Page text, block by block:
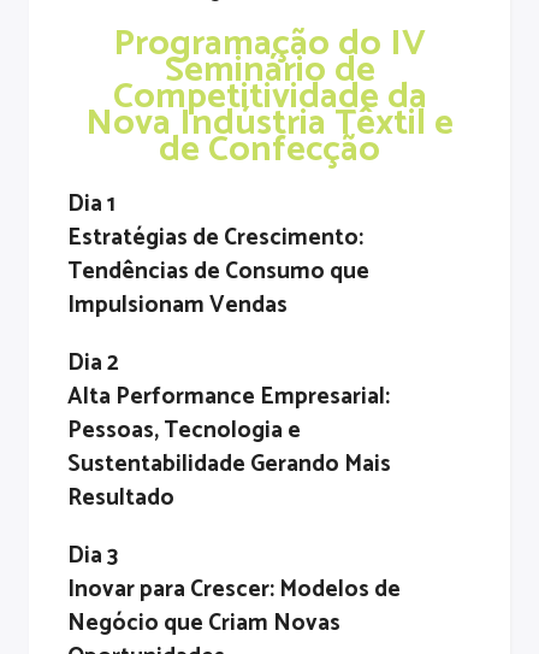
Programação do IV
Seminário de
Competitividade da
Nova Indústria Têxtil e
de Confecção
Dia 1
Estratégias de Crescimento:
Tendências de Consumo que
Impulsionam Vendas
Dia 2
Alta Performance Empresarial:
Pessoas, Tecnologia e
Sustentabilidade Gerando Mais
Resultado
Dia 3
Inovar para Crescer: Modelos de
Negócio que Criam Novas